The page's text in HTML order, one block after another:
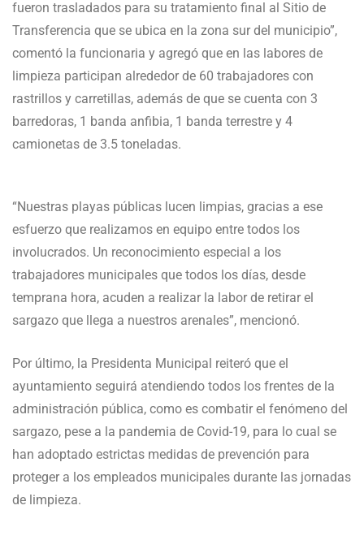
fueron trasladados para su tratamiento final al Sitio de
Transferencia que se ubica en la zona sur del municipio”,
comentó la funcionaria y agregó que en las labores de
limpieza participan alrededor de 60 trabajadores con
rastrillos y carretillas, además de que se cuenta con 3
barredoras, 1 banda anfibia, 1 banda terrestre y 4
camionetas de 3.5 toneladas.
“Nuestras playas públicas lucen limpias, gracias a ese
esfuerzo que realizamos en equipo entre todos los
involucrados. Un reconocimiento especial a los
trabajadores municipales que todos los días, desde
temprana hora, acuden a realizar la labor de retirar el
sargazo que llega a nuestros arenales”, mencionó.
Por último, la Presidenta Municipal reiteró que el
ayuntamiento seguirá atendiendo todos los frentes de la
administración pública, como es combatir el fenómeno del
sargazo, pese a la pandemia de Covid-19, para lo cual se
han adoptado estrictas medidas de prevención para
proteger a los empleados municipales durante las jornadas
de limpieza.